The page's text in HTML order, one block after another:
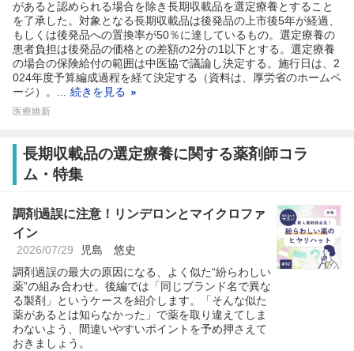
があると認められる場合を除き長期収載品を選定療養とすること
を了承した。対象となる長期収載品は後発品の上市後5年が経過、
もしくは後発品への置換率が50％に達しているもの。選定療養の
患者負担は後発品の価格との差額の2分の1以下とする。選定療養
の場合の保険給付の範囲は中医協で議論し決定する。施行日は、2
024年度予算編成過程を経て決定する（資料は、厚労省のホームペ
ージ）。... 続きを見る
医療維新
長期収載品の選定療養に関する薬剤師コラ
ム・特集
調剤過誤に注意！リンデロンとマイクロファ
イン
2026/07/29 児島 悠史
調剤過誤の最大の原因になる、よく似た“紛らわしい
薬”の組み合わせ。後編では「同じブランド名で異な
る製剤」というケースを紹介します。「そんな似た
薬があるとは知らなかった」で薬を取り違えてしま
わないよう、間違いやすいポイントを予め押さえて
おきましょう。